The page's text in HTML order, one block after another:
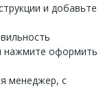
и добавьте
нажмите оформить
менеджер, с